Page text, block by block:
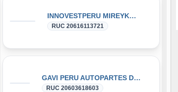
INNOVESTPERU MIREYKA GROUP SAC
RUC 20616113721
GAVI PERU AUTOPARTES DONGFENG y DFSK GLORY
RUC 20603618603